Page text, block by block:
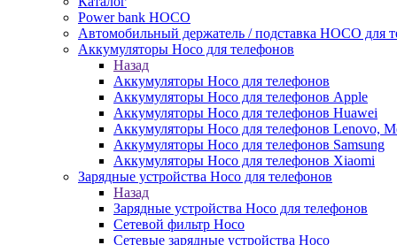
Power bank HOCO
Автомобильный держатель / подставка HOCO для
Аккумуляторы Hoco для телефонов
Назад
Аккумуляторы Hoco для телефонов
Аккумуляторы Hoco для телефонов Apple
Аккумуляторы Hoco для телефонов Huawei
Аккумуляторы Hoco для телефонов Lenovo,
Аккумуляторы Hoco для телефонов Samsung
Аккумуляторы Hoco для телефонов Xiaomi
Зарядные устройства Hoco для телефонов
Назад
Зарядные устройства Hoco для телефонов
Сетевой фильтр Hoco
Сетевые зарядные устройства Hoco